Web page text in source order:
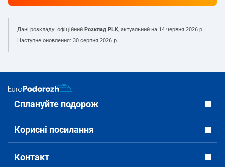
Дані розкладу: офіційний Розклад PLK, актуальний на 14 червня 2026 р..
Наступне оновлення: 30 серпня 2026 р..
Сплануйте подорож
Корисні посилання
Контакт